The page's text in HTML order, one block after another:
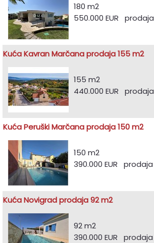
180 m2
550.000 EUR prodaja
Kuća Kavran Marčana prodaja 155 m2
155 m2
440.000 EUR prodaja
Kuća Peruški Marčana prodaja 150 m2
150 m2
390.000 EUR prodaja
Kuća Novigrad prodaja 92 m2
92 m2
390.000 EUR prodaja